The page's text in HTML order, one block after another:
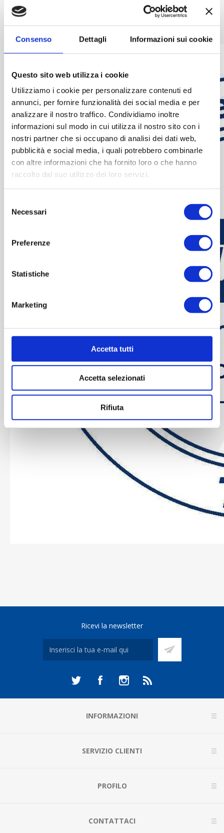
Consenso Dettagli Informazioni sui cookie
Questo sito web utilizza i cookie
Utilizziamo i cookie per personalizzare contenuti ed
annunci, per fornire funzionalità dei social media e per
analizzare il nostro traffico. Condividiamo inoltre
informazioni sul modo in cui utilizza il nostro sito con i
nostri partner che si occupano di analisi dei dati web,
pubblicità e social media, i quali potrebbero combinarle
con altre informazioni che ha fornito loro o che hanno
raccolto dal suo utilizzo dei loro servizi.
delNecessari
Preferenze
Statistiche
Marketing
Accetta tutti
Accetta selezionati
Rifiuta
CERTIFICATO TUV
Ricevi la newsletter
INFORMAZIONI
SERVIZIO CLIENTI
PROFILO
CONTATTACI